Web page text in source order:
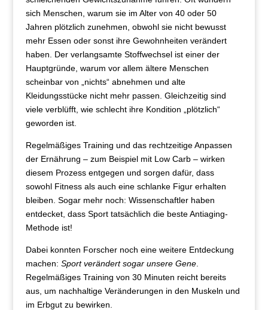
sich Menschen, warum sie im Alter von 40 oder 50
Jahren plötzlich zunehmen, obwohl sie nicht bewusst
mehr Essen oder sonst ihre Gewohnheiten verändert
haben. Der verlangsamte Stoffwechsel ist einer der
Hauptgründe, warum vor allem ältere Menschen
scheinbar von „nichts“ abnehmen und alte
Kleidungsstücke nicht mehr passen. Gleichzeitig sind
viele verblüfft, wie schlecht ihre Kondition „plötzlich“
geworden ist.
Regelmäßiges Training und das rechtzeitige Anpassen
der Ernährung – zum Beispiel mit Low Carb – wirken
diesem Prozess entgegen und sorgen dafür, dass
sowohl Fitness als auch eine schlanke Figur erhalten
bleiben. Sogar mehr noch: Wissenschaftler haben
entdecket, dass Sport tatsächlich die beste Antiaging-
Methode ist!
Dabei konnten Forscher noch eine weitere Entdeckung
machen: Sport verändert sogar unsere Gene.
Regelmäßiges Training von 30 Minuten reicht bereits
aus, um nachhaltige Veränderungen in den Muskeln und
im Erbgut zu bewirken.